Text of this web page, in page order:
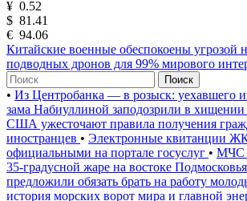
¥ 0.52
$ 81.41
€ 94.06
Китайские военные обеспокоены угрозой
подводных дронов для 99% мирового
Поиск
• Из Центробанка — в розыск: уехавшего
зама Набиуллиной заподозрили в
США ужесточают правила получения
иностранцев • Электронные квитанции
официальными на портале госуслуг • МЧС
35-градусной жаре на востоке Подмосковья
предложили обязать брать на работу
история морских ворот мира и главной